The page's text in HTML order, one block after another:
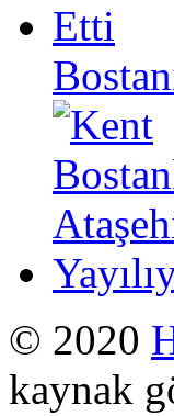
© 2020
kaynak